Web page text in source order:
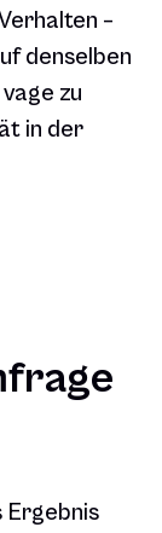
–
denselben
zu
in der
Ergebnis